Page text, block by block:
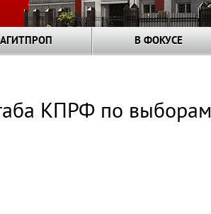
АГИТПРОП В ФОКУСЕ
КПРФ по выборам